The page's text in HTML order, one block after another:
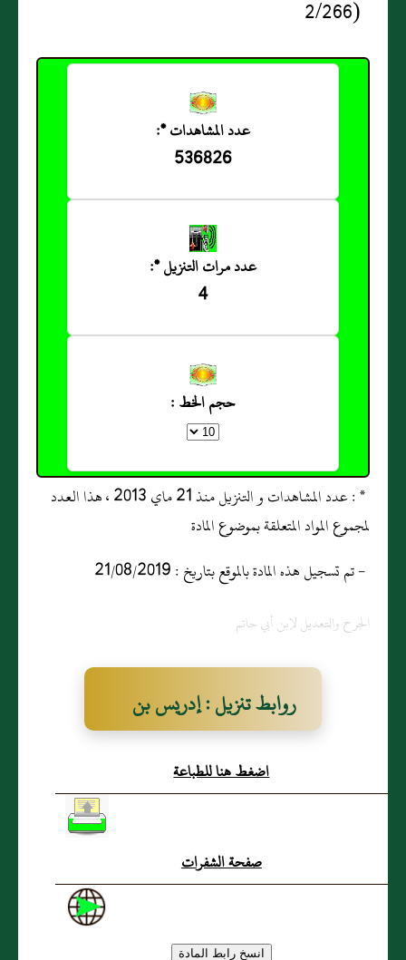
(2/266
عدد المشاهدات *:
536826
عدد مرات التنزيل *:
4
حجم الخط :
* : عدد المشاهدات و التنزيل منذ 21 ماي 2013 ، هذا العدد
لمجموع المواد المتعلقة بموضوع المادة
- تم تسجيل هذه المادة بالموقع بتاريخ : 21/08/2019
الجرح والتعديل لإبن أبي حاتم
روابط تنزيل : إدريس بن
إِبراهيم بن يَحيَى بن زيد بن
ثابتاضغط هنا للطباعة
صفحة الشفرات